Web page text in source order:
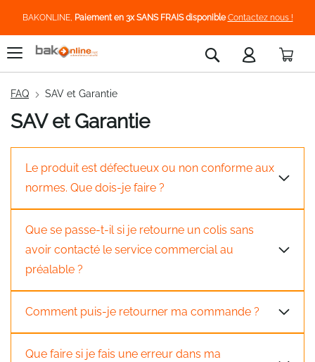
BAKONLINE, Paiement en 3x SANS FRAIS disponible Contactez nous !
Rechercher
FAQ SAV et Garantie
SAV et Garantie
Le produit est défectueux ou non conforme aux
normes. Que dois-je faire ?
Que se passe-t-il si je retourne un colis sans
avoir contacté le service commercial au
préalable ?
Comment puis-je retourner ma commande ?
Que faire si je fais une erreur dans ma